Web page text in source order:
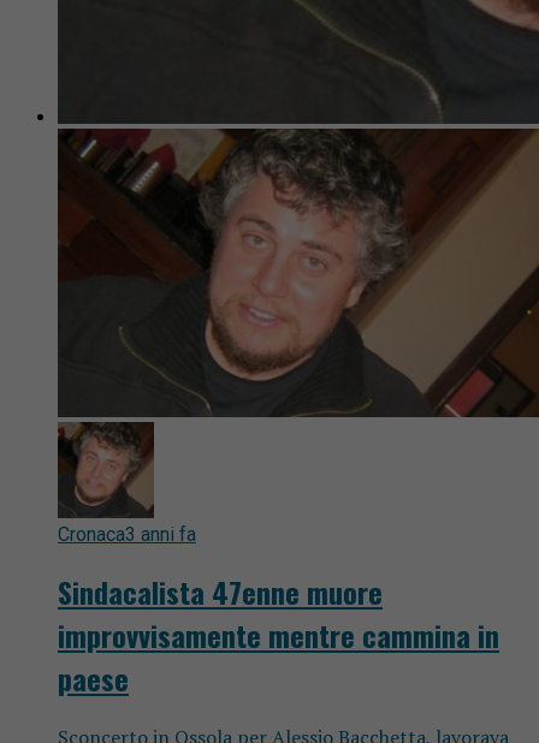
Cronaca3 anni fa
Sindacalista 47enne muore
improvvisamente mentre cammina in
paese
Sconcerto in Ossola per Alessio Bacchetta, lavorava